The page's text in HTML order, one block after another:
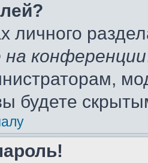
личного
конференции
будете